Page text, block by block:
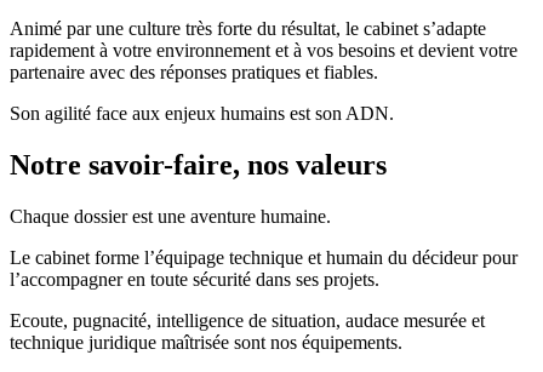
Animé par une culture très forte du résultat, le cabinet s’adapte
rapidement à votre environnement et à vos besoins et devient votre
partenaire avec des réponses pratiques et fiables.
Son agilité face aux enjeux humains est son ADN.
Notre savoir-faire, nos valeurs
Chaque dossier est une aventure humaine.
Le cabinet forme l’équipage technique et humain du décideur pour
l’accompagner en toute sécurité dans ses projets.
Ecoute, pugnacité, intelligence de situation, audace mesurée et
technique juridique maîtrisée sont nos équipements.